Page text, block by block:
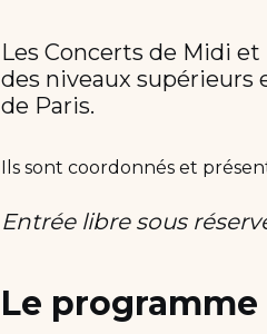
Les Concerts de Midi
des niveaux supérieurs
de Paris.
Ils sont coordonnés et
Entrée libre sous
Le programme